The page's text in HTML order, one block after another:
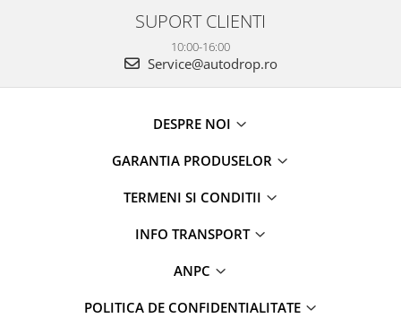
SUPORT CLIENTI
10:00-16:00
Service@autodrop.ro
DESPRE NOI
GARANTIA PRODUSELOR
TERMENI SI CONDITII
INFO TRANSPORT
ANPC
POLITICA DE CONFIDENTIALITATE